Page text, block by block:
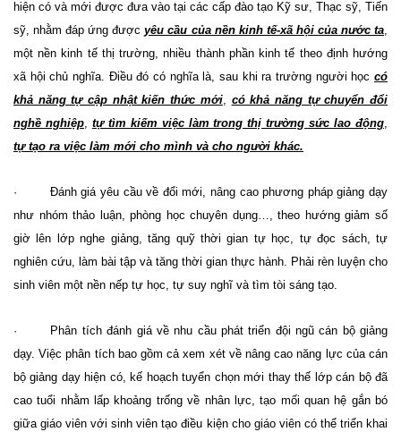
hiện có và mới được đưa vào tại các cấp đào tạo Kỹ sư, Thạc sỹ, Tiến
sỹ, nhằm đáp ứng đượcyêu cầu của nền kinh tế-xã hội của nước ta,
một nền kinh tế thị trường, nhiều thành phần kinh tế theo định hướng
xã hội chủ nghĩa. Điều đó có nghĩa là, sau khi ra trường người học có
khả năng tự cập nhật kiến thức mới, có khả năng tự chuyển đổi
nghề nghiệp, tự tìm kiếm việc làm trong thị trường sức lao động,
tự tạo ra việc làm mới cho mình và cho người khác.
·
Đánh giá yêu cầu về đổi mới, nâng cao phương pháp giảng dạy
như nhóm thảo luận, phòng học chuyên dụng…, theo hướng giảm số
giờ lên lớp nghe giảng, tăng quỹ thời gian tự học, tự đọc sách, tự
nghiên cứu, làm bài tập và tăng thời gian thực hành. Phải rèn luyện cho
sinh viên một nền nếp tự học, tự suy nghĩ và tìm tòi sáng tạo.
· Phân tích đánh giá về nhu cầu phát triển đội ngũ cán bộ giảng
dạy. Việc phân tích bao gồm cả xem xét về nâng cao năng lực của cán
bộ giảng dạy hiện có, kế hoạch tuyển chọn mới thay thế lớp cán bộ đã
cao tuổi nhằm lấp khoảng trống về nhân lực, tạo mối quan hệ gắn bó
giữa giáo viên với sinh viên tạo điều kiện cho giáo viên có thể triển khai